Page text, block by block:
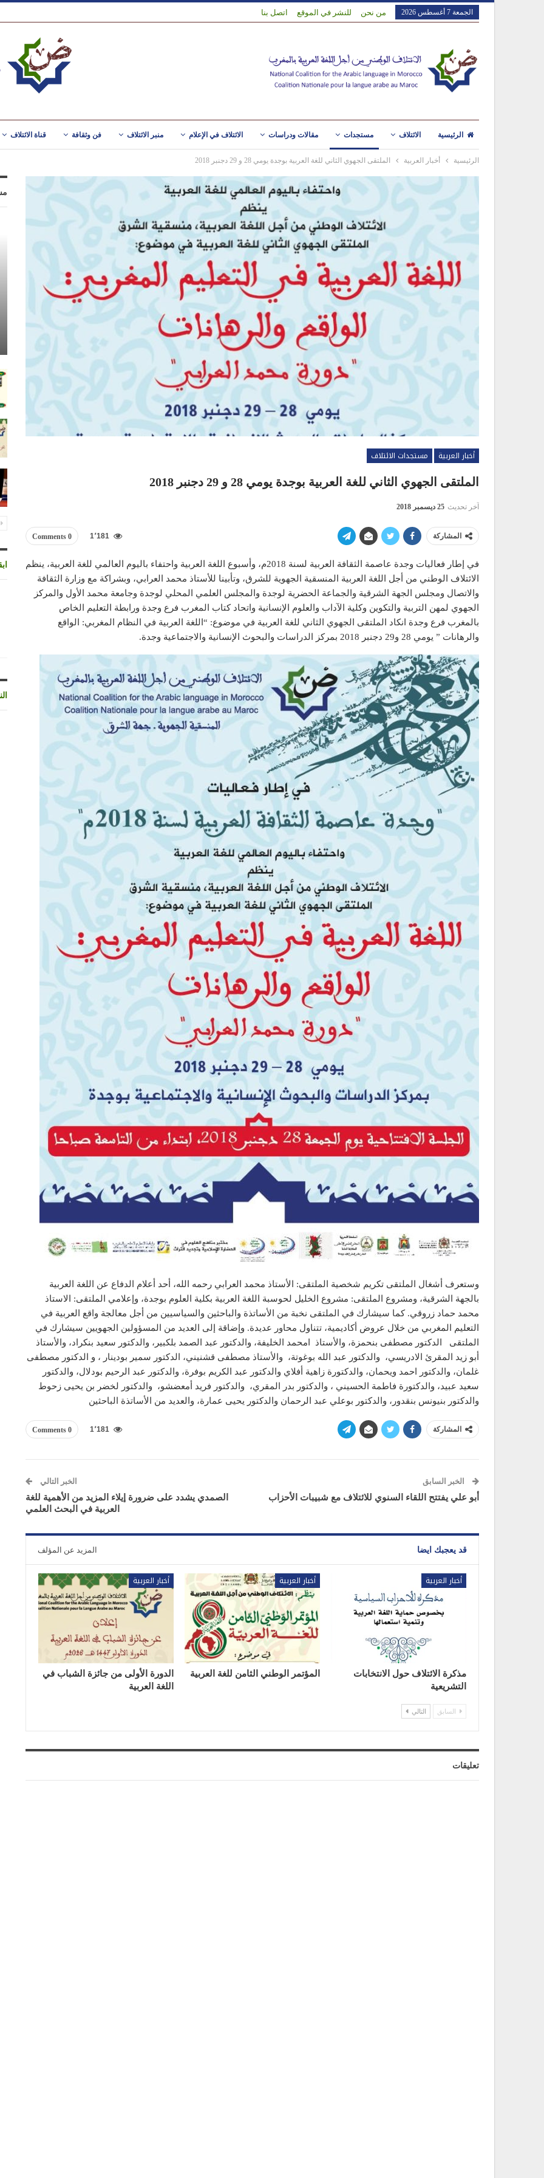
الجمعة 7 أغسطس 2026 من نحن للنشر في الموقع اتصل بنا
الرئيسية الائتلاف مستجدات مقالات ودراسات الائتلاف في الإعلام منبر الائتلاف فن وثقافة قناة الائتلاف
الرئيسية أخبار العربية الملتقى الجهوي الثاني للغة العربية بوجدة يومي 28 و 29 دجنبر 2018
أخبار العربية
مستجدات الائتلاف
الملتقى الجهوي الثاني للغة العربية بوجدة يومي 28 و 29 دجنبر 2018
آخر تحديث 25 ديسمبر 2018
المشاركة 0 Comments 1٬181
في إطار فعاليات وجدة عاصمة الثقافة العربية لسنة 2018م، وأسبوع اللغة العربية واحتفاء باليوم العالمي للغة العربية، ينظم
الائتلاف الوطني من أجل اللغة العربية المنسقية الجهوية للشرق، وتأبينا للأستاذ محمد العرابي، وبشراكة مع وزارة الثقافة
والاتصال ومجلس الجهة الشرقية والجماعة الحضرية لوجدة والمجلس العلمي المحلي لوجدة وجامعة محمد الأول والمركز
الجهوي لمهن التربية والتكوين وكلية الآداب والعلوم الإنسانية واتحاد كتاب المغرب فرع وجدة ورابطة التعليم الخاص
بالمغرب فرع وجدة انكاد الملتقى الجهوي الثاني للغة العربية في موضوع: “اللغة العربية في النظام المغربي: الواقع
والرهانات ” يومي 28 و29 دجنبر 2018 بمركز الدراسات والبحوث الإنسانية والاجتماعية وجدة.
وستعرف أشغال الملتقى تكريم شخصية الملتقى: الأستاذ محمد العرابي رحمه الله، أحد أعلام الدفاع عن اللغة العربية
بالجهة الشرقية، ومشروع الملتقى: مشروع الخليل لحوسبة اللغة العربية بكلية العلوم بوجدة، وإعلامي الملتقى: الاستاذ
محمد حماد زروقي. كما سيشارك في الملتقى نخبة من الأساتذة والباحثين والسياسيين من أجل معالجة واقع العربية في
التعليم المغربي من خلال عروض أكاديمية، تتناول محاور عديدة. وإضاقة إلى العديد من المسؤولين الجهويين سيشارك في
الملتقى الدكتور مصطفى بنحمزة، والأستاذ امحمد الخليفة، والدكتور عبد الصمد بلكبير، والدكتور سعيد بنكراد، والأستاذ
أبو زيد المقرئ الادريسي، والدكتور عبد الله بوغوتة، والأستاذ مصطفى قشنيني، الدكتور سمير بودينار ، و الدكتور مصطفى
غلمان، والدكتور احمد ويحمان، والدكتورة زاهية أفلاي والدكتور عبد الكريم بوفرة، والدكتور عبد الرحيم بودلال، والدكتور
سعيد عبيد، والدكتورة فاطمة الحسيني ، والدكتور بدر المقري، والدكتور فريد أمعضشو، والدكتور لخضر بن يحيى زحوط
والدكتور بنيونس بنقدور، والدكتور بوعلي عبد الرحمان والدكتور يحيى عمارة، والعديد من الأساتذة الباحثين
المشاركة 0 Comments 1٬181
الخبر السابق
أبو علي يفتتح اللقاء السنوي للائتلاف مع شبيبات الأحزاب
الخبر التالي
الصمدي يشدد على ضرورة إيلاء المزيد من الأهمية للغة
العربية في البحث العلمي
قد يعجبك ايضا المزيد عن المؤلف
أخبار العربية
مذكرة الائتلاف حول الانتخابات
التشريعية
أخبار العربية
المؤتمر الوطني الثامن للغة العربية
أخبار العربية
الدورة الأولى من جائزة الشباب في
اللغة العربية
السابق التالي
تعليقات